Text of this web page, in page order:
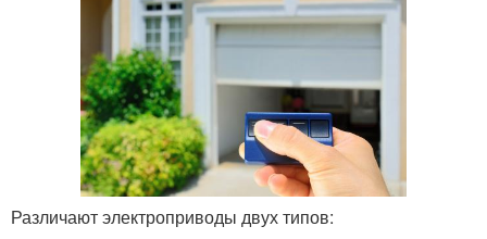
Различают электроприводы двух типов: